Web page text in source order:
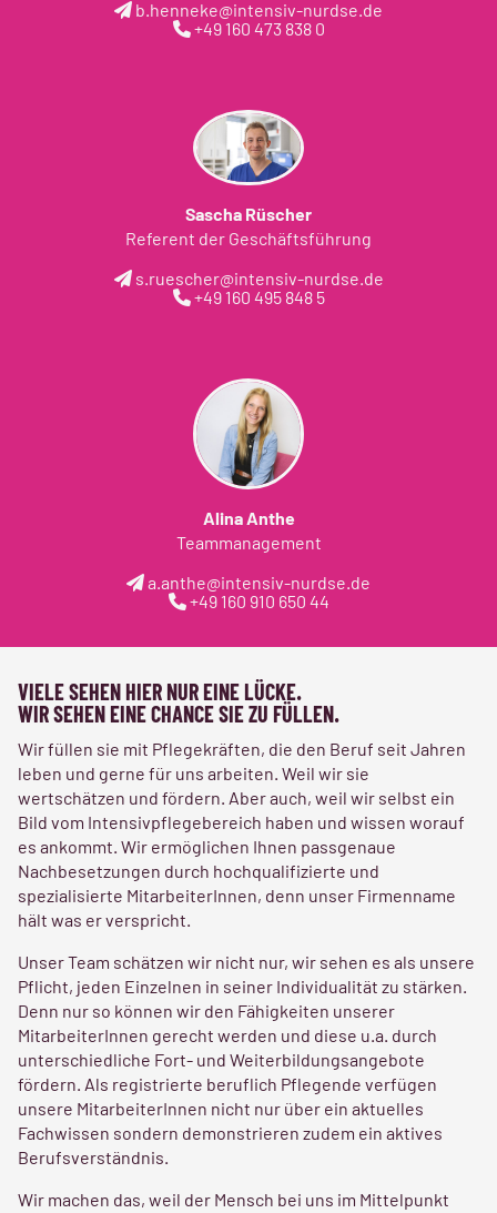
b.henneke@intensiv-nurdse.de
+49 160 473 838 0
Sascha Rüscher
Referent der Geschäftsführung
s.ruescher@intensiv-nurdse.de
+49 160 495 848 5
Alina Anthe
Teammanagement
a.anthe@intensiv-nurdse.de
+49 160 910 650 44
VIELE SEHEN HIER NUR EINE LÜCKE.
WIR SEHEN EINE CHANCE SIE ZU FÜLLEN.
Wir füllen sie mit Pflegekräften, die den Beruf seit Jahren
leben und gerne für uns arbeiten. Weil wir sie
wertschätzen und fördern. Aber auch, weil wir selbst ein
Bild vom Intensivpflegebereich haben und wissen worauf
es ankommt. Wir ermöglichen Ihnen passgenaue
Nachbesetzungen durch hochqualifizierte und
spezialisierte MitarbeiterInnen, denn unser Firmenname
hält was er verspricht.
Unser Team schätzen wir nicht nur, wir sehen es als unsere
Pflicht, jeden Einzelnen in seiner Individualität zu stärken.
Denn nur so können wir den Fähigkeiten unserer
MitarbeiterInnen gerecht werden und diese u.a. durch
unterschiedliche Fort- und Weiterbildungsangebote
fördern. Als registrierte beruflich Pflegende verfügen
unsere MitarbeiterInnen nicht nur über ein aktuelles
Fachwissen sondern demonstrieren zudem ein aktives
Berufsverständnis.
Wir machen das, weil der Mensch bei uns im Mittelpunkt